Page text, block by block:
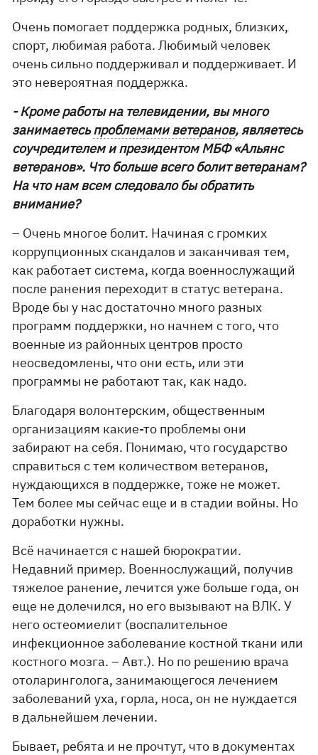
Очень помогает поддержка родных, близких,
спорт, любимая работа. Любимый человек
очень сильно поддерживал и поддерживает. И
это невероятная поддержка.
- Кроме работы на телевидении, вы много
занимаетесьпроблемами ветеранов, являетесь
соучредителем и президентом МБФ «Альянс
ветеранов». Что больше всего болит ветеранам?
На что нам всем следовало бы обратить
внимание?
– Очень многое болит. Начиная с громких
коррупционных скандалов и заканчивая тем,
как работает система, когда военнослужащий
после ранения переходит в статус ветерана.
Вроде бы у нас достаточно много разных
программ поддержки, но начнем с того, что
военные из районных центров просто
неосведомлены, что они есть, или эти
программы не работают так, как надо.
Благодаря волонтерским, общественным
организациям какие-то проблемы они
забирают на себя. Понимаю, что государство
справиться с тем количеством ветеранов,
нуждающихся в поддержке, тоже не может.
Тем более мы сейчас еще и в стадии войны. Но
доработки нужны.
Всё начинается с нашей бюрократии.
Недавний пример. Военнослужащий, получив
тяжелое ранение, лечится уже больше года, он
еще не долечился, но его вызывают на ВЛК. У
него остеомиелит (воспалительное
инфекционное заболевание костной ткани или
костного мозга. – Авт.). Но по решению врача
отоларинголога, занимающегося лечением
заболеваний уха, горла, носа, он не нуждается
в дальнейшем лечении.
Бывает, ребята и не прочтут, что в документах